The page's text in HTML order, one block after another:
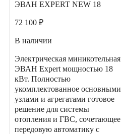
ЭВАН EXPERT NEW 18
72 100 ₽
В наличии
Электрическая миникотельная
ЭВАН Expert мощностью 18
кВт. Полностью
укомплектованное основными
узлами и агрегатами готовое
решение для системы
отопления и ГВС, сочетающее
передовую автоматику с